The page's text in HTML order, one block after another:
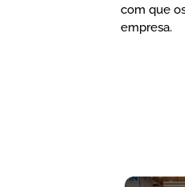
com que
empresa.